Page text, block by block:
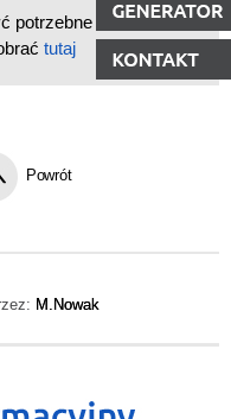
potrzebne
tutaj
Powrót
M.Nowak